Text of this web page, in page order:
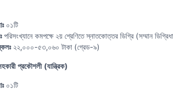
০১টি
পরিসংখ্যানে কমপক্ষে ২য় শ্রেণিতে স্নাতকোত্তর ডিগ্রি (সম্মান
২২,০০০-৫৩,০৬০ টাকা (গ্রেড-৯)
প্রকৌশলী (যান্ত্রিক)
০১টি